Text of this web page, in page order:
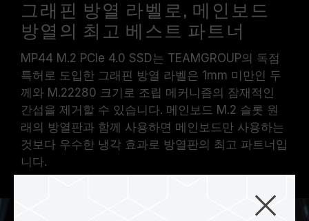
그래핀 방열 라벨로, 메인보드
방열의 최고 베스트 파트너
MP44 M.2 PCIe 4.0 SSD는 TEAMGROUP의 독점
특허로 도입한 그래핀 방열 라벨은 1mm 미만인 두
께와 M.22280 크기로 조립 메커니즘의 잠재적인
간섭을 제거할 수 있습니다. 메인보드 M.2 슬롯 원
래의 방열판과 함께 사용하면 메인보드만 사용하는
것보다 우수한 냉각 효과로 방열판의 최고 파트너입
니다.